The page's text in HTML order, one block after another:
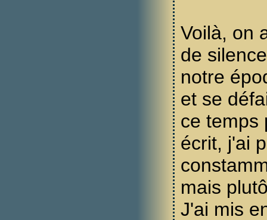
Voilà, on
de
notre
et se
ce temps
écrit, j'ai
mais
J'ai mis